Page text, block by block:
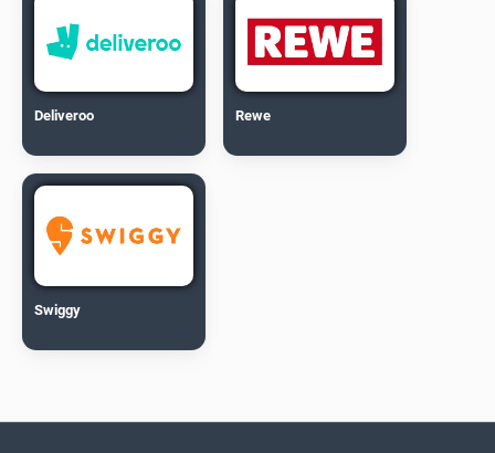
Deliveroo Rewe
Swiggy